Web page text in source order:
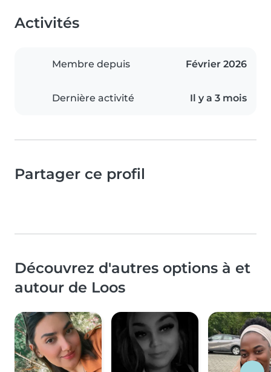
Activités
Membre depuis Février 2026
Dernière activité Il y a 3 mois
Partager ce profil
Découvrez d'autres options à et
autour de Loos